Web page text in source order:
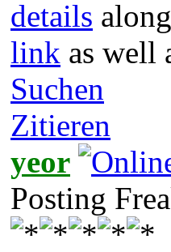
details
link as well
Suchen
Zitieren
yeor
Posting